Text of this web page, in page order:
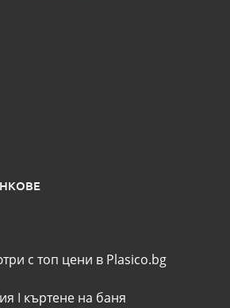
с топ цени в Plasico.bg
I къртене на баня